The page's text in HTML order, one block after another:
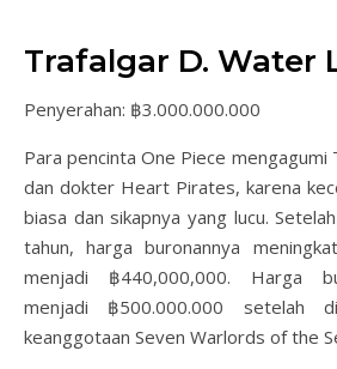
Trafalgar D. Water
Penyerahan: ฿3.000.000.000
Para pencinta One Piece mengagumi
dan dokter Heart Pirates, karena
biasa dan sikapnya yang lucu.
tahun, harga buronannya
menjadi ฿440,000,000. Harga
menjadi ฿500.000.000 setelah
keanggotaan Seven Warlords of the